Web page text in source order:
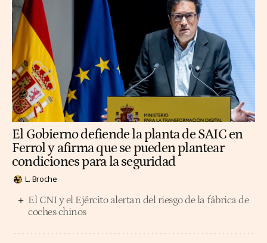
El Gobierno defiende la planta de SAIC en
Ferrol y afirma que se pueden plantear
condiciones para la seguridad
L. Broche
El CNI y el Ejército alertan del riesgo de la fábrica de
coches chinos